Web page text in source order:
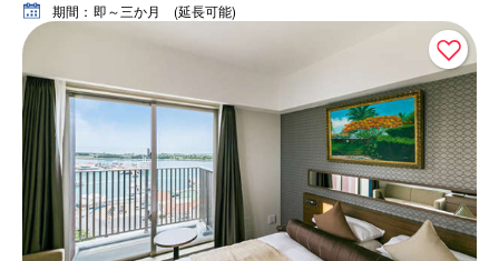
期間： 即～三か月 (延長可能)